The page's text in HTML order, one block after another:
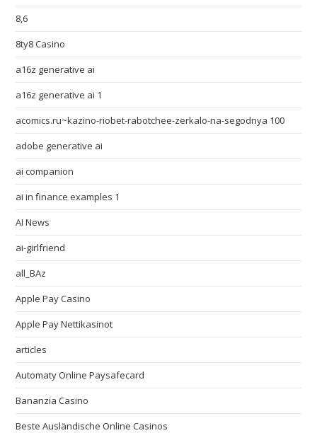
8,6
8ty8 Casino
a16z generative ai
a16z generative ai 1
acomics.ru~kazino-riobet-rabotchee-zerkalo-na-segodnya 100
adobe generative ai
ai companion
ai in finance examples 1
AI News
ai-girlfriend
all_BAz
Apple Pay Casino
Apple Pay Nettikasinot
articles
Automaty Online Paysafecard
Bananzia Casino
Beste Ausländische Online Casinos